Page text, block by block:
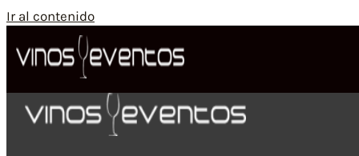
Ir al contenido